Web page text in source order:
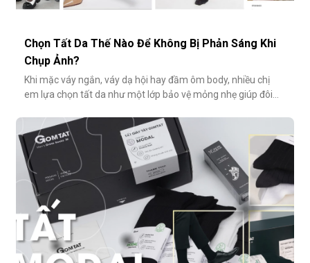
Chọn Tất Da Thế Nào Để Không Bị Phản Sáng Khi
Chụp Ảnh?
Khi mặc váy ngắn, váy dạ hội hay đầm ôm body, nhiều chị
em lựa chọn tất da như một lớp bảo vệ mỏng nhẹ giúp đôi
Tuy nhiên, không ít người gặp phải tình huống dở khóc dở
cười: đôi chân phản chiếu ánh sáng trắng loá trong ảnh, lộ rõ
lớp tất khiến